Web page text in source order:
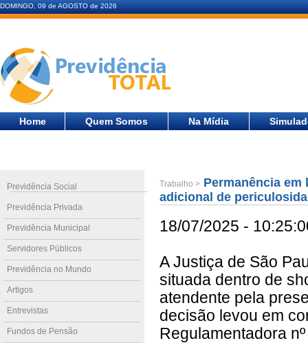
DOMINGO, 09 de AGOSTO de 2026
Home Quem Somos Na Mídia
Previdência Social
Previdência Privada
Previdência Municipal
Servidores Públicos
Previdência no Mundo
Artigos
Entrevistas
Fundos de Pensão
Trabalho > Permanência
adicional de
18/07/2025 -
A Justiça de São
situada dentro de
atendente pela
decisão levou em
Regulamentadora